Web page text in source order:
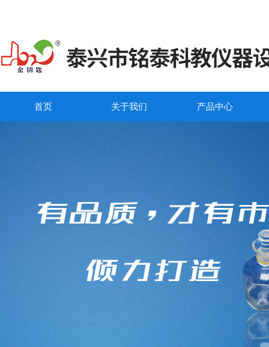
首页 关于我们 产品中心